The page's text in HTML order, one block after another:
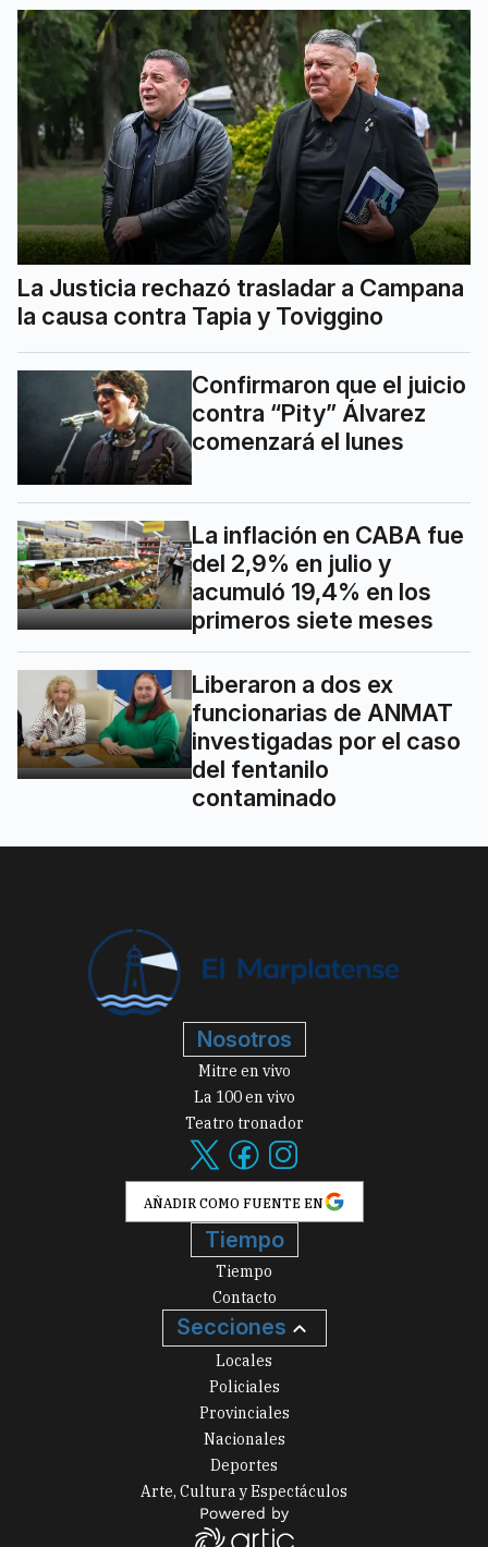
La Justicia rechazó trasladar a Campana
la causa contra Tapia y Toviggino
Confirmaron que el juicio
contra “Pity” Álvarez
comenzará el lunes
La inflación en CABA fue
del 2,9% en julio y
acumuló 19,4% en los
primeros siete meses
Liberaron a dos ex
funcionarias de ANMAT
investigadas por el caso
del fentanilo
contaminado
Nosotros
Mitre en vivo
La 100 en vivo
Teatro tronador
AÑADIR COMO FUENTE EN
Tiempo
Tiempo
Contacto
Secciones
Locales
Policiales
Provinciales
Nacionales
Deportes
Arte, Cultura y Espectáculos